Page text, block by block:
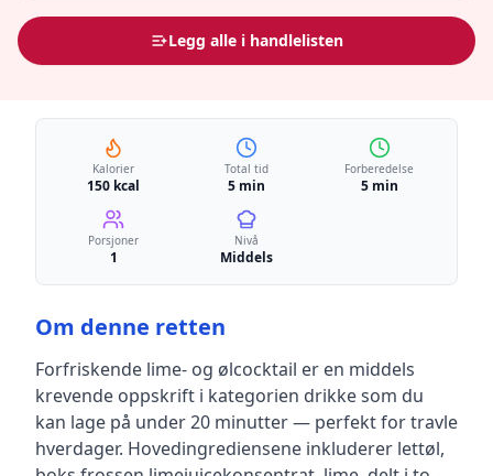
Legg alle i handlelisten
Kalorier
150 kcal
Total tid
5 min
Forberedelse
5 min
Porsjoner
1
Nivå
Middels
Om denne retten
Forfriskende lime- og ølcocktail er en middels
krevende oppskrift i kategorien drikkesom du
kan lage på under 20 minutter — perfekt for travle
hverdager. Hovedingrediensene inkluderer lettøl,